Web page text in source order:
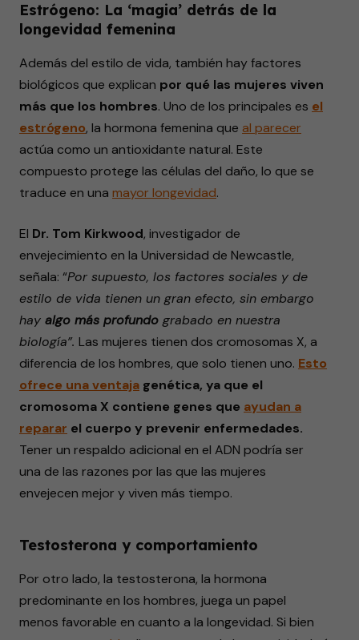
Estrógeno: La ‘magia’ detrás de la
longevidad femenina
Además del estilo de vida, también hay factores
biológicos que explican por qué las mujeres viven
más que los hombres. Uno de los principales es el
estrógeno, la hormona femenina que al parecer
actúa como un antioxidante natural. Este
compuesto protege las células del daño, lo que se
traduce en una mayor longevidad.
El Dr. Tom Kirkwood, investigador de
envejecimiento en la Universidad de Newcastle,
señala: “Por supuesto, los factores sociales y de
estilo de vida tienen un gran efecto, sin embargo
hay algo más profundo grabado en nuestra
biología”. Las mujeres tienen dos cromosomas X, a
diferencia de los hombres, que solo tienen uno. Esto
ofrece una ventaja genética, ya que el
cromosoma X contiene genes que ayudan a
reparar el cuerpo y prevenir enfermedades.
Tener un respaldo adicional en el ADN podría ser
una de las razones por las que las mujeres
envejecen mejor y viven más tiempo.
Testosterona y comportamiento
Por otro lado, la testosterona, la hormona
predominante en los hombres, juega un papel
menos favorable en cuanto a la longevidad. Si bien